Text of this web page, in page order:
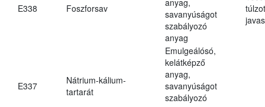
E338 Foszforsav
savanyúságot
szabályozó
anyag
E337
Nátrium-kálium-
tartarát
Emulgeálósó,
kelátképző
anyag,
savanyúságot
szabályozó